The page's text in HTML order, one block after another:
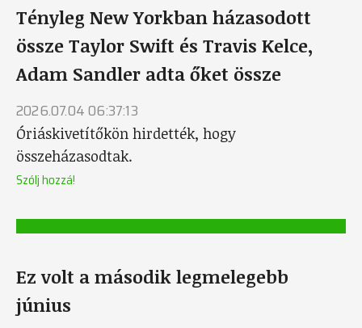
Tényleg New Yorkban házasodott
össze Taylor Swift és Travis Kelce,
Adam Sandler adta őket össze
2026.07.04 06:37:13
Óriáskivetítőkön hirdették, hogy
összeházasodtak.
Szólj hozzá!
Ez volt a második legmelegebb
június